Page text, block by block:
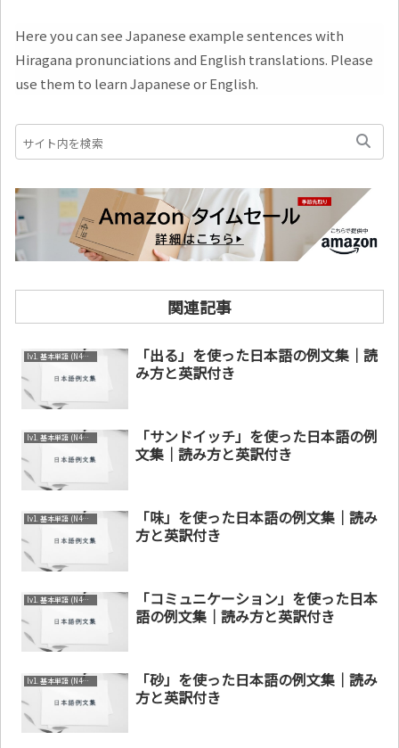
Here you can see Japanese example sentences with
Hiragana pronunciations and English translations. Please
use them to learn Japanese or English.
関連記事
lv1. 基本単語 (N4～N5)
「出る」を使った日本語の例文集｜読
み方と英訳付き
lv1. 基本単語 (N4～N5)
「サンドイッチ」を使った日本語の例
文集｜読み方と英訳付き
lv1. 基本単語 (N4～N5)
「味」を使った日本語の例文集｜読み
方と英訳付き
lv1. 基本単語 (N4～N5)
「コミュニケーション」を使った日本
語の例文集｜読み方と英訳付き
lv1. 基本単語 (N4～N5)
「砂」を使った日本語の例文集｜読み
方と英訳付き